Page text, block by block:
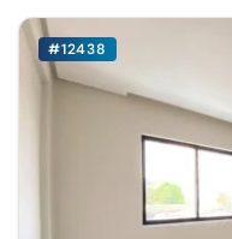
#12438